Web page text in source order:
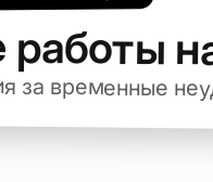
за временные